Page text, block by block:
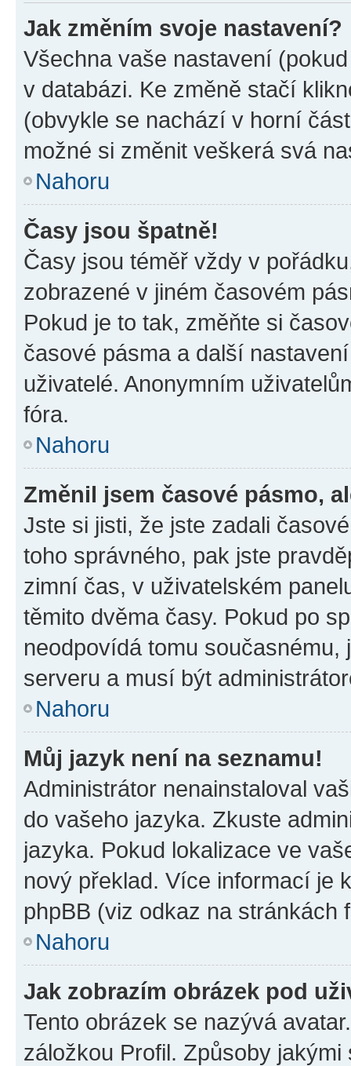
Jak změním svoje nastavení?
Všechna vaše nastavení
v databázi. Ke změně stačí
(obvykle se nachází v horní
možné si změnit veškerá svá
Nahoru
Časy jsou špatně!
Časy jsou téměř vždy v
zobrazené v jiném časovém
Pokud je to tak, změňte si
časové pásma a další
uživatelé. Anonymním
fóra.
Nahoru
Změnil jsem časové pásmo,
Jste si jisti, že jste zadali
toho správného, pak jste
zimní čas, v uživatelském
těmito dvěma časy. Pokud po
neodpovídá tomu
serveru a musí být
Nahoru
Můj jazyk není na seznamu!
Administrátor nenainstaloval
do vašeho jazyka. Zkuste
jazyka. Pokud lokalizace ve
nový překlad. Více informací je
phpBB (viz odkaz na stránkách
Nahoru
Jak zobrazím obrázek pod
Tento obrázek se nazývá
záložkou Profil. Způsoby